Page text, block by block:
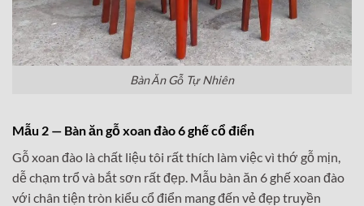
Bàn Ăn Gỗ Tự Nhiên
Mẫu 2 — Bàn ăn gỗ xoan đào 6 ghế cổ điển
Gỗ xoan đào là chất liệu tôi rất thích làm việc vì thớ gỗ mịn,
dễ chạm trổ và bắt sơn rất đẹp. Mẫu bàn ăn 6 ghế xoan đào
với chân tiện tròn kiểu cổ điển mang đến vẻ đẹp truyền